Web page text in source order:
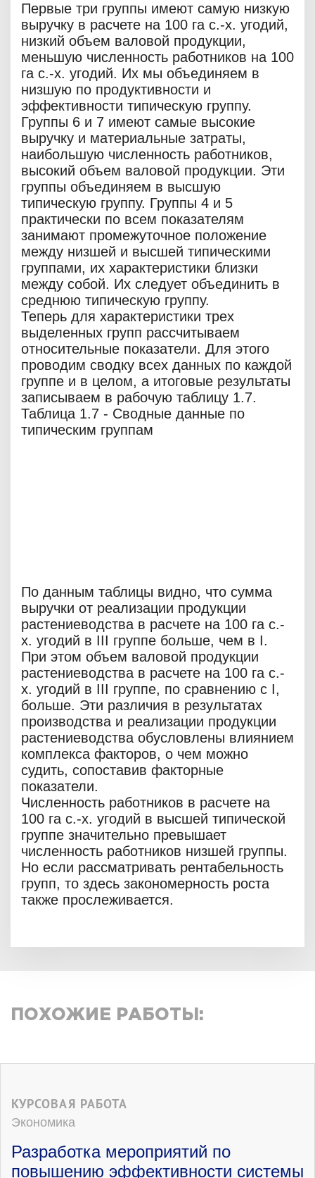
ПОХОЖИЕ РАБОТЫ:
КУРСОВАЯ РАБОТА
Экономика
Разработка мероприятий по
повышению эффективности системы
Первые три группы имеют самую низкую
выручку в расчете на 100 га с.-х. угодий,
низкий объем валовой продукции,
меньшую численность работников на 100
га с.-х. угодий. Их мы объединяем в
низшую по продуктивности и
эффективности типическую группу.
Группы 6 и 7 имеют самые высокие
выручку и материальные затраты,
наибольшую численность работников,
высокий объем валовой продукции. Эти
группы объединяем в высшую
типическую группу. Группы 4 и 5
практически по всем показателям
занимают промежуточное положение
между низшей и высшей типическими
группами, их характеристики близки
между собой. Их следует объединить в
среднюю типическую группу.
Теперь для характеристики трех
выделенных групп рассчитываем
относительные показатели. Для этого
проводим сводку всех данных по каждой
группе и в целом, а итоговые результаты
записываем в рабочую таблицу 1.7.
Таблица 1.7 - Сводные данные по
типическим группам
По данным таблицы видно, что сумма
выручки от реализации продукции
растениеводства в расчете на 100 га с.-
х. угодий в III группе больше, чем в I.
При этом объем валовой продукции
растениеводства в расчете на 100 га с.-
х. угодий в III группе, по сравнению с I,
больше. Эти различия в результатах
производства и реализации продукции
растениеводства обусловлены влиянием
комплекса факторов, о чем можно
судить, сопоставив факторные
показатели.
Численность работников в расчете на
100 га с.-х. угодий в высшей типической
группе значительно превышает
численность работников низшей группы.
Но если рассматривать рентабельность
групп, то здесь закономерность роста
также прослеживается.